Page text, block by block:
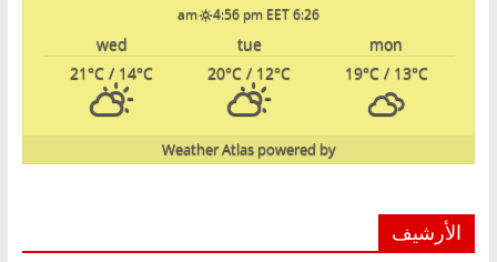
6:26 am
4:56 pm EET
mon
tue
wed
19°C/ 13°C
20°C / 12°C
21°C / 14°C
powered by
Weather Atlas
الأرشيف